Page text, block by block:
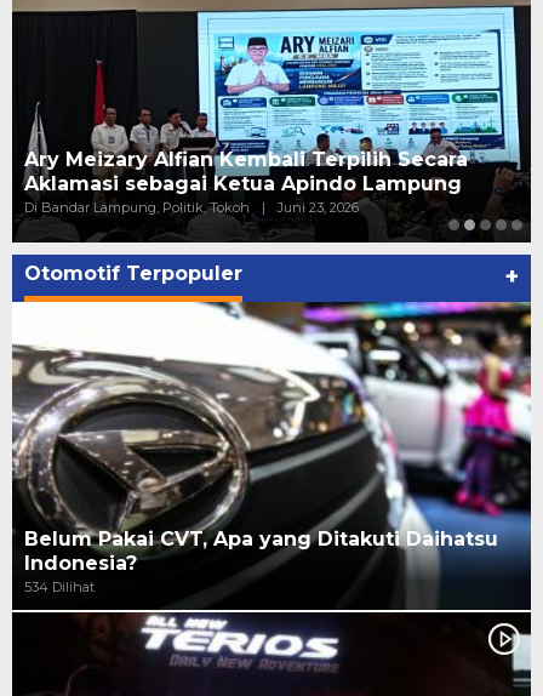
Ary Meizary Alfian Kembali Terpilih Secara
Aklamasi sebagai Ketua Apindo Lampung
Di Bandar Lampung, Politik, Tokoh | Juni 23, 2026
Otomotif Terpopuler +
Belum Pakai CVT, Apa yang Ditakuti Daihatsu
Indonesia?
534 Dilihat